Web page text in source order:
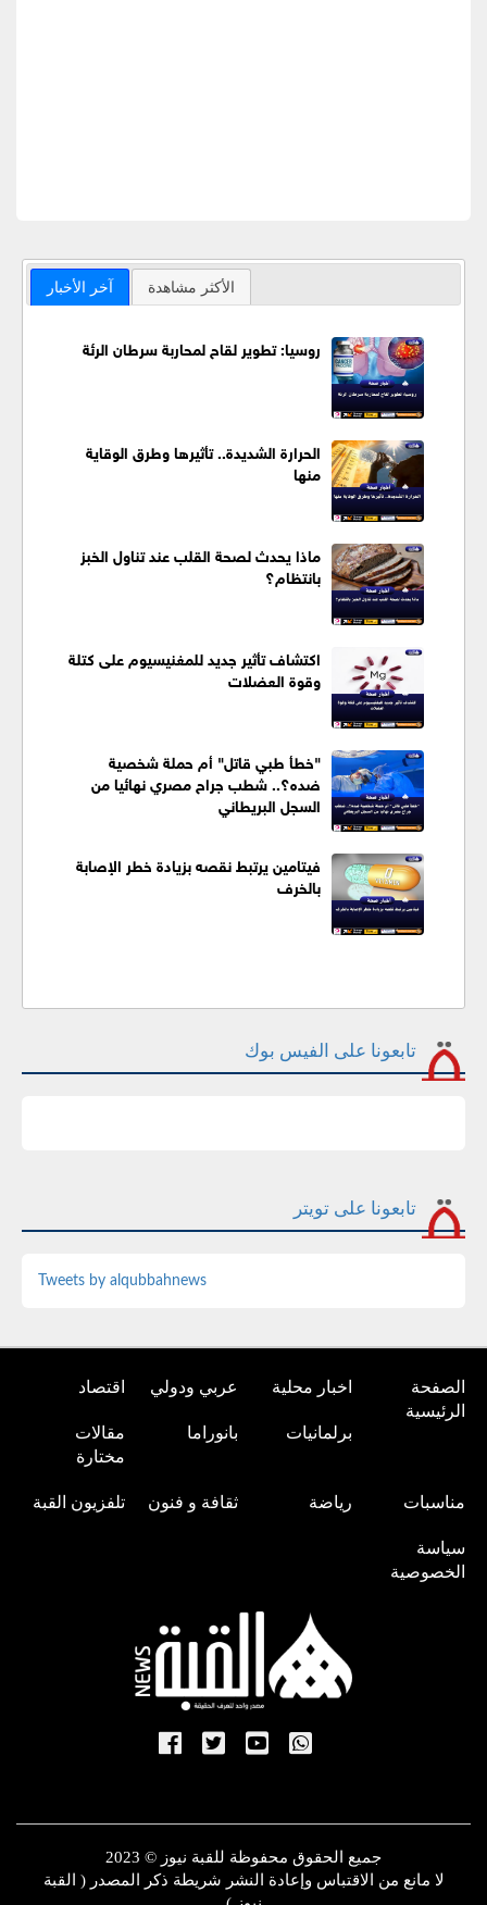
آخر الأخبار الأكثر مشاهدة
روسيا: تطوير لقاح لمحاربة سرطان الرئة
الحرارة الشديدة.. تأثيرها وطرق الوقاية
منها
ماذا يحدث لصحة القلب عند تناول الخبز
بانتظام؟
اكتشاف تأثير جديد للمغنيسيوم على كتلة
وقوة العضلات
"خطأ طبي قاتل" أم حملة شخصية
ضده؟.. شطب جراح مصري نهائيا من
السجل البريطاني
فيتامين يرتبط نقصه بزيادة خطر الإصابة
بالخرف
تابعونا على الفيس بوك
تابعونا على تويتر
Tweets by alqubbahnews
الصفحة
الرئيسية
اخبار محلية عربي ودولي اقتصاد
برلمانيات بانوراما
مقالات
مختارة
مناسبات رياضة ثقافة و فنون تلفزيون القبة
سياسة
الخصوصية
جميع الحقوق محفوظة للقبة نيوز © 2023
لا مانع من الاقتباس وإعادة النشر شريطة ذكر المصدر ( القبة